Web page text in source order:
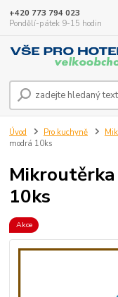
+420 773 794 023
Pondělí-pátek 9-15 hodin
Úvod Pro kuchyně
modrá 10ks
10ks
Akce